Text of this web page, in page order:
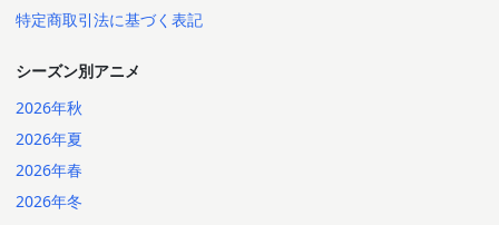
特定商取引法に基づく表記
シーズン別アニメ
2026年秋
2026年夏
2026年春
2026年冬